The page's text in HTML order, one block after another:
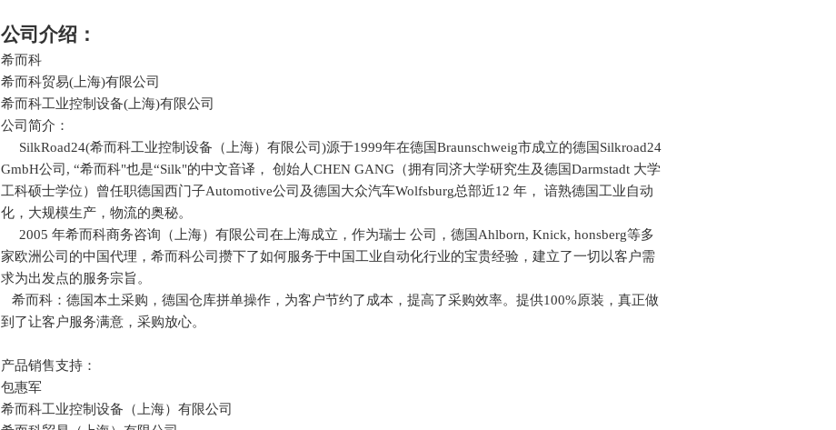
公司介绍：
希而科
希而科贸易(上海)有限公司
希而科工业控制设备(上海)有限公司
公司简介：
SilkRoad24(希而科工业控制设备（上海）有限公司)源于1999年在德国Braunschweig市成立的德国Silkroad24
GmbH公司, “希而科"也是“Silk"的中文音译， 创始人CHEN GANG（拥有同济大学研究生及德国Darmstadt 大学
工科硕士学位）曾任职德国西门子Automotive公司及德国大众汽车Wolfsburg总部近12 年， 谙熟德国工业自动
化，大规模生产，物流的奥秘。
2005 年希而科商务咨询（上海）有限公司在上海成立，作为瑞士 公司，德国Ahlborn, Knick, honsberg等多
家欧洲公司的中国代理，希而科公司攒下了如何服务于中国工业自动化行业的宝贵经验，建立了一切以客户需
求为出发点的服务宗旨。
希而科：德国本土采购，德国仓库拼单操作，为客户节约了成本，提高了采购效率。提供100%原装，真正做
到了让客户服务满意，采购放心。
产品销售支持：
包惠军
希而科工业控制设备（上海）有限公司